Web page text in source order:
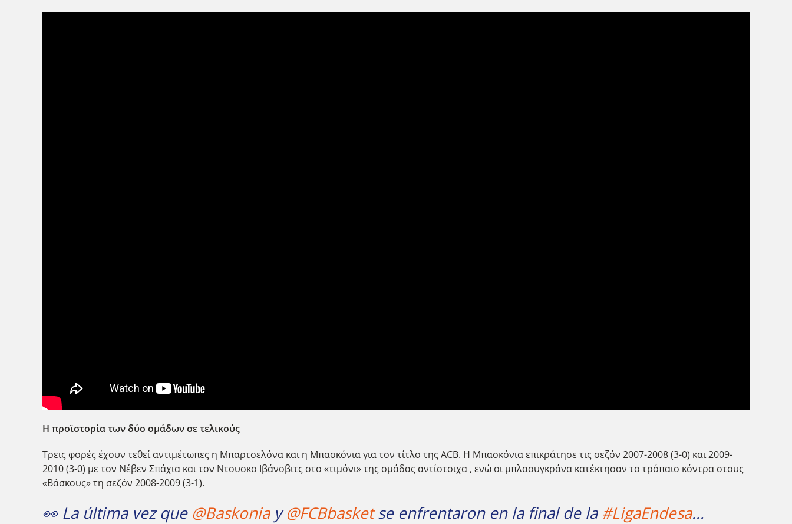
Η προϊστορία των δύο ομάδων σε τελικούς
Τρεις φορές έχουν τεθεί αντιμέτωπες η Μπαρτσελόνα και η Μπασκόνια για τον τίτλο της ACB. Η Μπασκόνια επικράτησε τις σεζόν 2007-2008 (3-0) και 2009-
2010 (3-0) με τον Νέβεν Σπάχια και τον Ντουσκο Ιβάνοβιτς στο «τιμόνι» της ομάδας αντίστοιχα , ενώ οι μπλαουγκράνα κατέκτησαν το τρόπαιο κόντρα στους
«Βάσκους» τη σεζόν 2008-2009 (3-1).
👀 La última vez que @Baskoniay@FCBbasketse enfrentaron en la final de la #LigaEndesa...